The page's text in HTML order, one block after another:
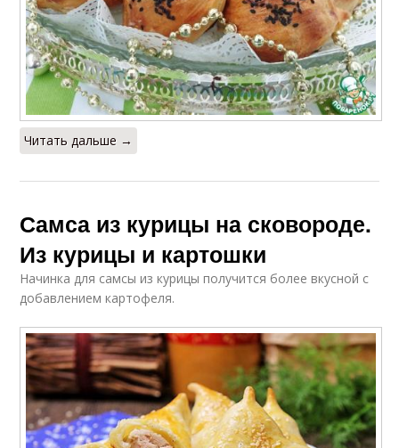
Читать дальше →
Самса из курицы на сковороде.
Из курицы и картошки
Начинка для самсы из курицы получится более вкусной с
добавлением картофеля.